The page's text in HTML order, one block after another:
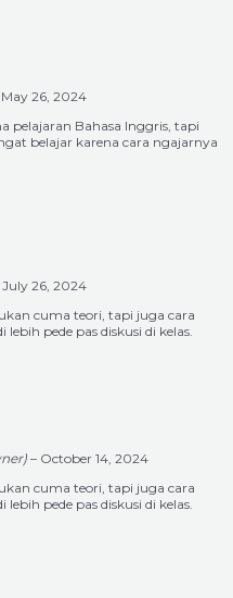
May 26, 2024
pelajaran Bahasa Inggris, tapi
belajar karena cara ngajarnya
July 26, 2024
cuma teori, tapi juga cara
pede pas diskusi di kelas.
– October 14, 2024
cuma teori, tapi juga cara
pede pas diskusi di kelas.